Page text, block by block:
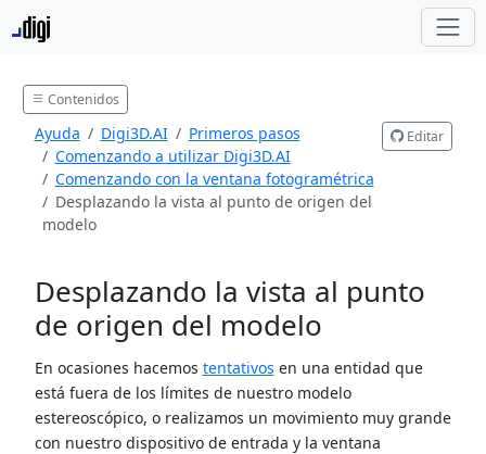
Contenidos
Ayuda Digi3D.AI
Primeros pasos
Comenzando a utilizar Digi3D.AI
Comenzando con la ventana fotogramétrica
Desplazando la vista al punto de origen del
modelo
Editar
Desplazando la vista al punto
de origen del modelo
En ocasiones hacemos tentativos en una entidad que
está fuera de los límites de nuestro modelo
estereoscópico, o realizamos un movimiento muy grande
con nuestro dispositivo de entrada y la ventana